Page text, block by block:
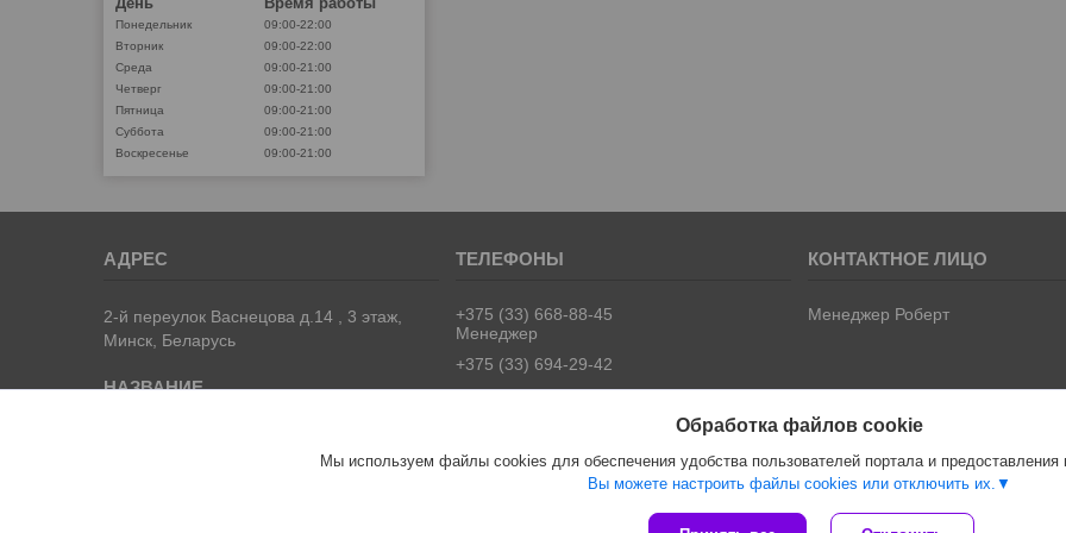
Понедельник
09:00-22:00
Вторник
09:00-22:00
Среда
09:00-21:00
Четверг
09:00-21:00
Пятница
09:00-21:00
Суббота
09:00-21:00
Воскресенье
09:00-21:00
2-й переулок Васнецова д.14 , 3 этаж,
Минск, Беларусь
+375 (33) 668-88-45
Менеджер
+375 (33) 694-29-42
Менеджер Роберт
Обработка файлов cookie
Мы используем файлы cookies для обеспечения удобства пользователей портала и предоставления
Вы можете настроить файлы cookies или отключить их.